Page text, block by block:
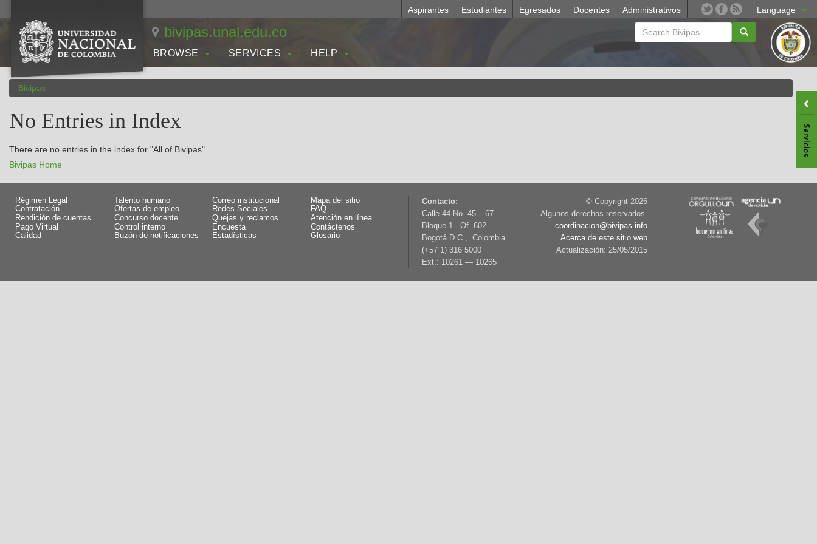
Language
Aspirantes Estudiantes Egresados Docentes Administrativos
bivipas.unal.edu.co
BROWSE SERVICES HELP
Bivipas
No Entries in Index
There are no entries in the index for "All of Bivipas".
Bivipas Home
Régimen Legal
Talento humano
Contratación
Ofertas de empleo
Rendición de cuentas
Concurso docente
Pago Virtual
Control interno
Calidad
Buzón de notificaciones
Correo institucional
Mapa del sitio
Redes Sociales
FAQ
Quejas y reclamos
Atención en línea
Encuesta
Contáctenos
Estadísticas
Glosario
Contacto:
Calle 44 No. 45 – 67
Bloque 1 - Of. 602
Bogotá D.C., Colombia
(+57 1) 316 5000
Ext.: 10261 — 10265
© Copyright 2026
Algunos derechos reservados.
coordinacion@bivipas.info
Acerca de este sitio web
Actualización: 25/05/2015